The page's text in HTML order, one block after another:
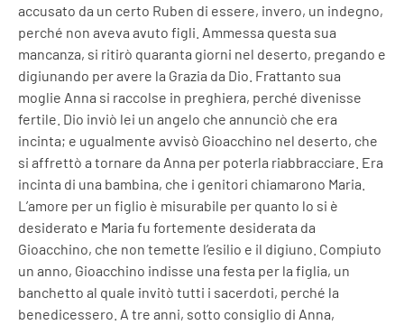
accusato da un certo Ruben di essere, invero, un indegno,
perché non aveva avuto figli. Ammessa questa sua
mancanza, si ritirò quaranta giorni nel deserto, pregando e
digiunando per avere la Grazia da Dio. Frattanto sua
moglie Anna si raccolse in preghiera, perché divenisse
fertile. Dio inviò lei un angelo che annunciò che era
incinta; e ugualmente avvisò Gioacchino nel deserto, che
si affrettò a tornare da Anna per poterla riabbracciare. Era
incinta di una bambina, che i genitori chiamarono Maria.
L’amore per un figlio è misurabile per quanto lo si è
desiderato e Maria fu fortemente desiderata da
Gioacchino, che non temette l’esilio e il digiuno. Compiuto
un anno, Gioacchino indisse una festa per la figlia, un
banchetto al quale invitò tutti i sacerdoti, perché la
benedicessero. A tre anni, sotto consiglio di Anna,